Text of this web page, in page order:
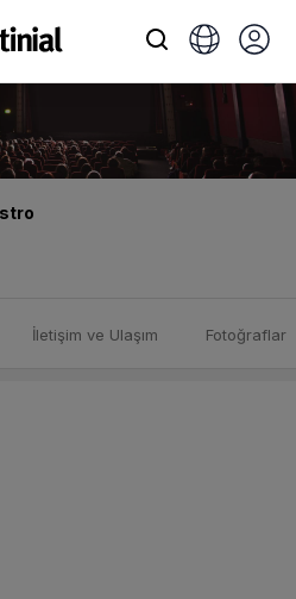
İletişim ve Ulaşım Fotoğraflar